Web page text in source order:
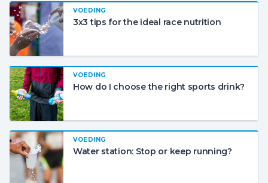
VOEDING
3x3 tips for the ideal race nutrition
VOEDING
How do I choose the right sports drink?
VOEDING
Water station: Stop or keep running?